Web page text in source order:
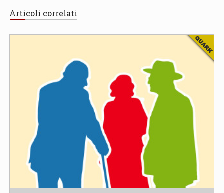
Articoli correlati